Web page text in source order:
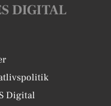
DIGITAL
Digital